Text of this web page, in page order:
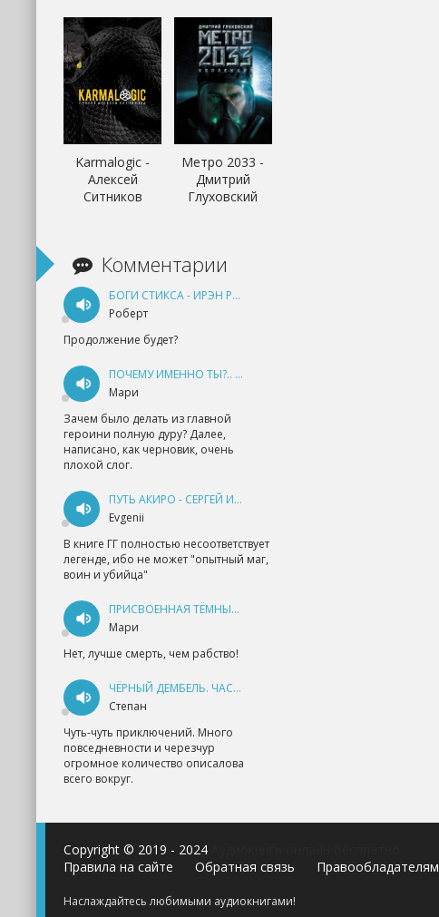
Karmalogic -
Алексей
Ситников
Метро 2033 -
Дмитрий
Глуховский
Комментарии
БОГИ СТИКСА - ИРЭН РУДКЕВИЧ
Роберт
Продолжение будет?
ПОЧЕМУ ИМЕННО ТЫ?.. КНИГА 1 - ЕКАТЕРИНА ЮДИНА
Мари
Зачем было делать из главной
героини полную дуру? Далее,
написано, как черновик, очень
плохой слог.
ПУТЬ АКИРО - СЕРГЕЙ ИЗМАЙЛОВ
Evgenii
В книге ГГ полностью несоответствует
легенде, ибо не может "опытный маг,
воин и убийца"
ПРИСВОЕННАЯ ТЁМНЫМ. ПРОКЛЯТАЯ ЛЮБОВЬ - АННА ГЕРР
Мари
Нет, лучше смерть, чем рабство!
ЧЁРНЫЙ ДЕМБЕЛЬ. ЧАСТЬ 1 - АНДРЕЙ ФЕДИН
Степан
Чуть-чуть приключений. Много
повседневности и черезчур
огромное количество описалова
всего вокруг.
Copyright © 2019 - 2024
Правила на сайте
Обратная связь Правообладателям
Наслаждайтесь любимыми аудиокнигами!